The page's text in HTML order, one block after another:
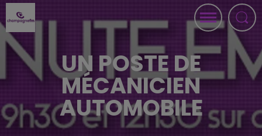
UN POSTE DE
MÉCANICIEN
AUTOMOBILE